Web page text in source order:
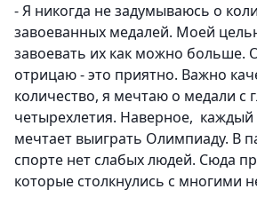
- Я никогда не задумываюсь о
завоеванных медалей. Моей
завоевать их как можно больше.
отрицаю - это приятно. Важно
количество, я мечтаю о медали с
четырехлетия. Наверное, каждый
мечтает выиграть Олимпиаду. В
спорте нет слабых людей. Сюда
которые столкнулись с многими